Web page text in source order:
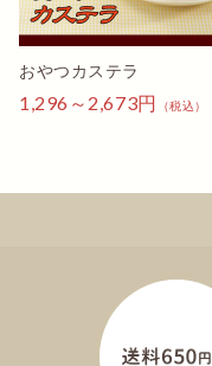
おやつカステラ
1,296～2,673円 （税込）